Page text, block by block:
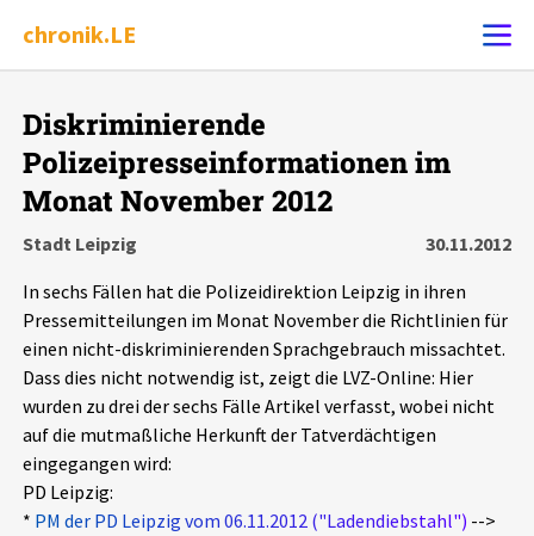
chronik.LE
Ereignis melden
Chronik
Dossiers
Leipziger Zustände
Schlaglichter
Phänomene
Diskriminierende
Polizeipresseinformationen im
Monat November 2012
Stadt Leipzig
30.11.2012
In sechs Fällen hat die Polizeidirektion Leipzig in ihren
Pressemitteilungen im Monat November die Richtlinien für
einen nicht-diskriminierenden Sprachgebrauch missachtet.
Dass dies nicht notwendig ist, zeigt die LVZ-Online: Hier
wurden zu drei der sechs Fälle Artikel verfasst, wobei nicht
auf die mutmaßliche Herkunft der Tatverdächtigen
eingegangen wird:
PD Leipzig:
* PM der PD Leipzig vom 06.11.2012 ("Ladendiebstahl") -->
Alle Ereignisse
7502Ereignisse
Ereignisse Statistik
Exportieren ? Filter Erklärungen